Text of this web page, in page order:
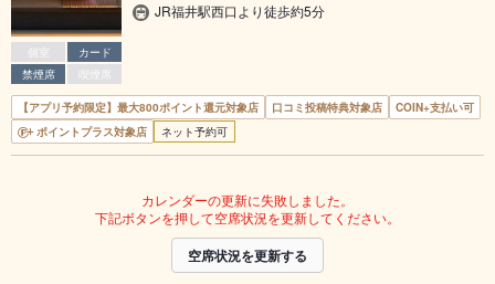
個室
カード
禁煙席
喫煙席
JR福井駅西口より徒歩約5分
【アプリ予約限定】最大800ポイント還元対象店 口コミ投稿特典対象店
COIN+支払い可
ポイントプラス対象店
ネット予約可
カレンダーの更新に失敗しました。
下記ボタンを押して空席状況を更新してください。
空席状況を更新する